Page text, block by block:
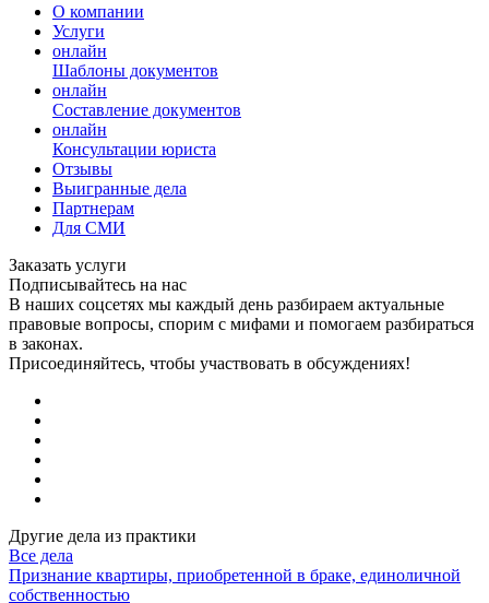
О компании
Услуги
онлайн
Шаблоны документов
онлайн
Составление документов
онлайн
Консультации юриста
Отзывы
Выигранные дела
Партнерам
Для СМИ
Заказать услуги
Подписывайтесь на нас
В наших соцсетях мы каждый день разбираем актуальные
правовые вопросы, спорим с мифами и помогаем разбираться
в законах.
Присоединяйтесь, чтобы участвовать в обсуждениях!
Другие дела из практики
Все дела
Признание квартиры, приобретенной в браке, единоличной
собственностью